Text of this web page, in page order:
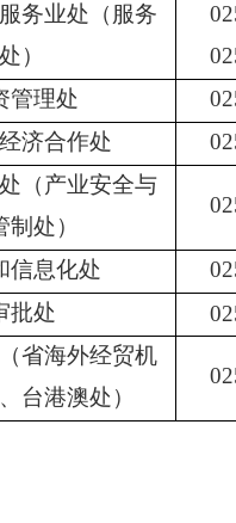
务业处（服务
）
管理处
济合作处
（产业安全与
处）
信息化处
批处
省海外经贸机
台港澳处）